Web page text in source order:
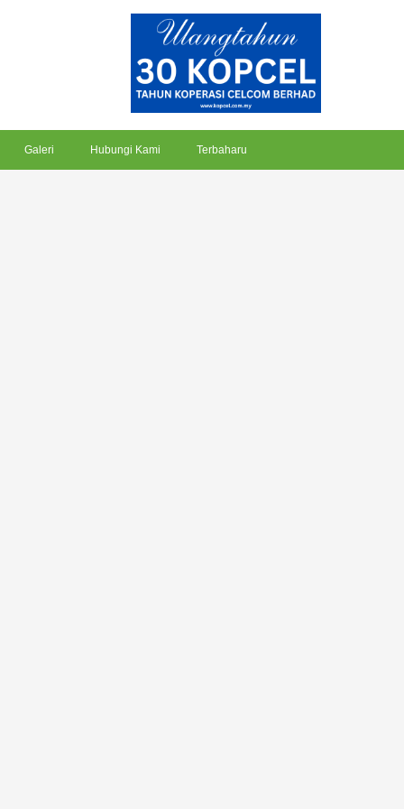
Galeri Hubungi Kami Terbaharu